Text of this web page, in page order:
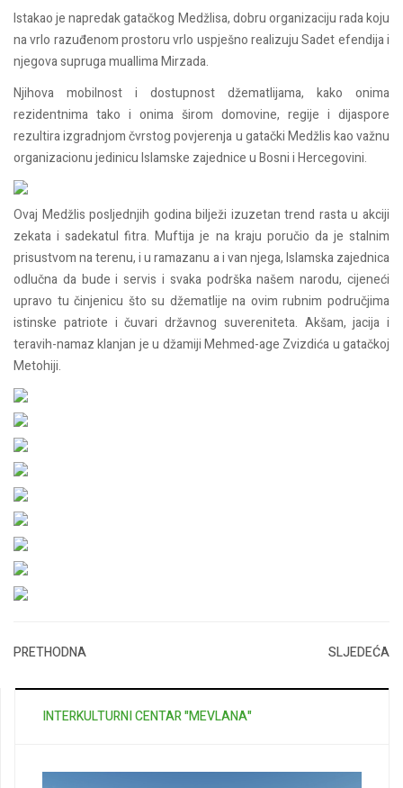
Istakao je napredak gatačkog Medžlisa, dobru organizaciju rada koju
na vrlo razuđenom prostoru vrlo uspješno realizuju Sadet efendija i
njegova supruga muallima Mirzada.
Njihova mobilnost i dostupnost džematlijama, kako onima
rezidentnima tako i onima širom domovine, regije i dijaspore
rezultira izgradnjom čvrstog povjerenja u gatački Medžlis kao važnu
organizacionu jedinicu Islamske zajednice u Bosni i Hercegovini.
Ovaj Medžlis posljednjih godina bilježi izuzetan trend rasta u akciji
zekata i sadekatul fitra. Muftija je na kraju poručio da je stalnim
prisustvom na terenu, i u ramazanu a i van njega, Islamska zajednica
odlučna da bude i servis i svaka podrška našem narodu, cijeneći
upravo tu činjenicu što su džematlije na ovim rubnim područjima
istinske patriote i čuvari državnog suvereniteta. Akšam, jacija i
teravih-namaz klanjan je u džamiji Mehmed-age Zvizdića u gatačkoj
Metohiji.
PRETHODNA SLJEDEĆA
INTERKULTURNI CENTAR "MEVLANA"